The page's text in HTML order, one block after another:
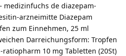
medizinfuchs de diazepam-
arzneimitte Diazepam
zum Einnehmen, 25 ml
Darreichungsform: Tropfen
ratiopharm 10 mg Tabletten (20St)